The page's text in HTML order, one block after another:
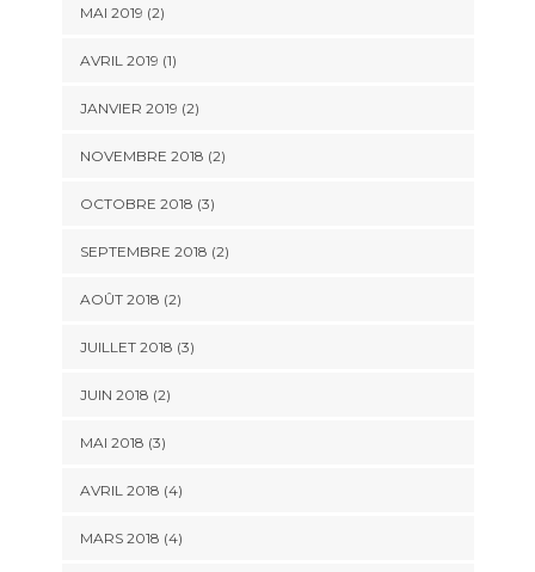
MAI 2019 (2)
AVRIL 2019 (1)
JANVIER 2019 (2)
NOVEMBRE 2018 (2)
OCTOBRE 2018 (3)
SEPTEMBRE 2018 (2)
AOÛT 2018 (2)
JUILLET 2018 (3)
JUIN 2018 (2)
MAI 2018 (3)
AVRIL 2018 (4)
MARS 2018 (4)